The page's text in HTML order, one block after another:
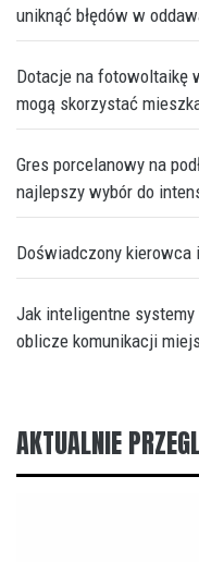
uniknąć błędów w
Dotacje na fotowoltaikę
mogą skorzystać
Gres porcelanowy na
najlepszy wybór do
Doświadczony kierowca
Jak inteligentne
oblicze komunikacji
AKTUALNIE